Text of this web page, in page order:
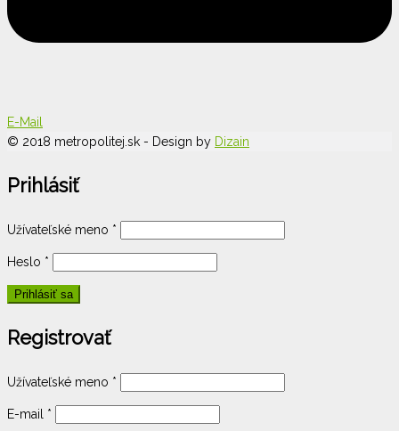
E-Mail
© 2018 metropolitej.sk - Design by Dizain
Prihlásiť
Užívateľské meno *
Heslo *
Registrovať
Užívateľské meno *
E-mail *